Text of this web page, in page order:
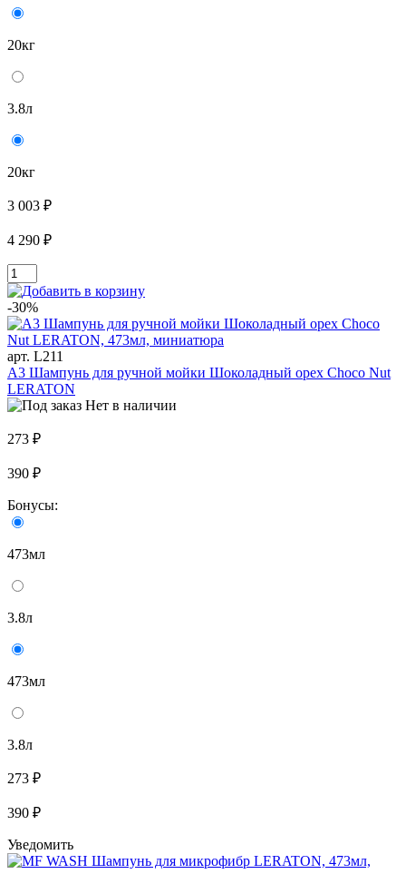
20кг
3.8л
20кг
3 003 ₽
4 290 ₽
-30%
арт. L211
A3 Шампунь для ручной мойки Шоколадный орех Choco Nut
LERATON
Нет в наличии
273 ₽
390 ₽
Бонусы:
473мл
3.8л
473мл
3.8л
273 ₽
390 ₽
Уведомить